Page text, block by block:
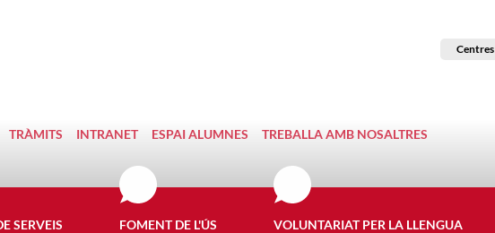
Centres
TRÀMITS INTRANET ESPAI ALUMNES TREBALLA AMB NOSALTRES
SERVEIS FOMENT DE L'ÚS VOLUNTARIAT PER LA LLENGUA